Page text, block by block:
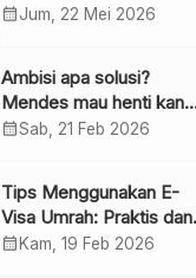
Cepat, Untung Besar
calendar_monthJum, 22 Mei 2026
Ambisi apa solusi?
Mendes mau henti kan
penyebaran minimarket
calendar_monthSab, 21 Feb 2026
Tips Menggunakan E-
Visa Umrah: Praktis dan
Cepat
calendar_month Kam, 19 Feb 2026